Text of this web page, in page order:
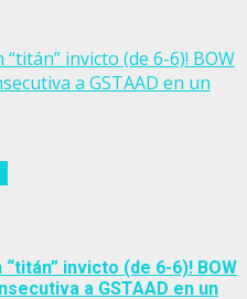
“titán” invicto (de 6-6)! BOW
a GSTAAD en un
“titán” invicto (de 6-6)! BOW
a GSTAAD en un